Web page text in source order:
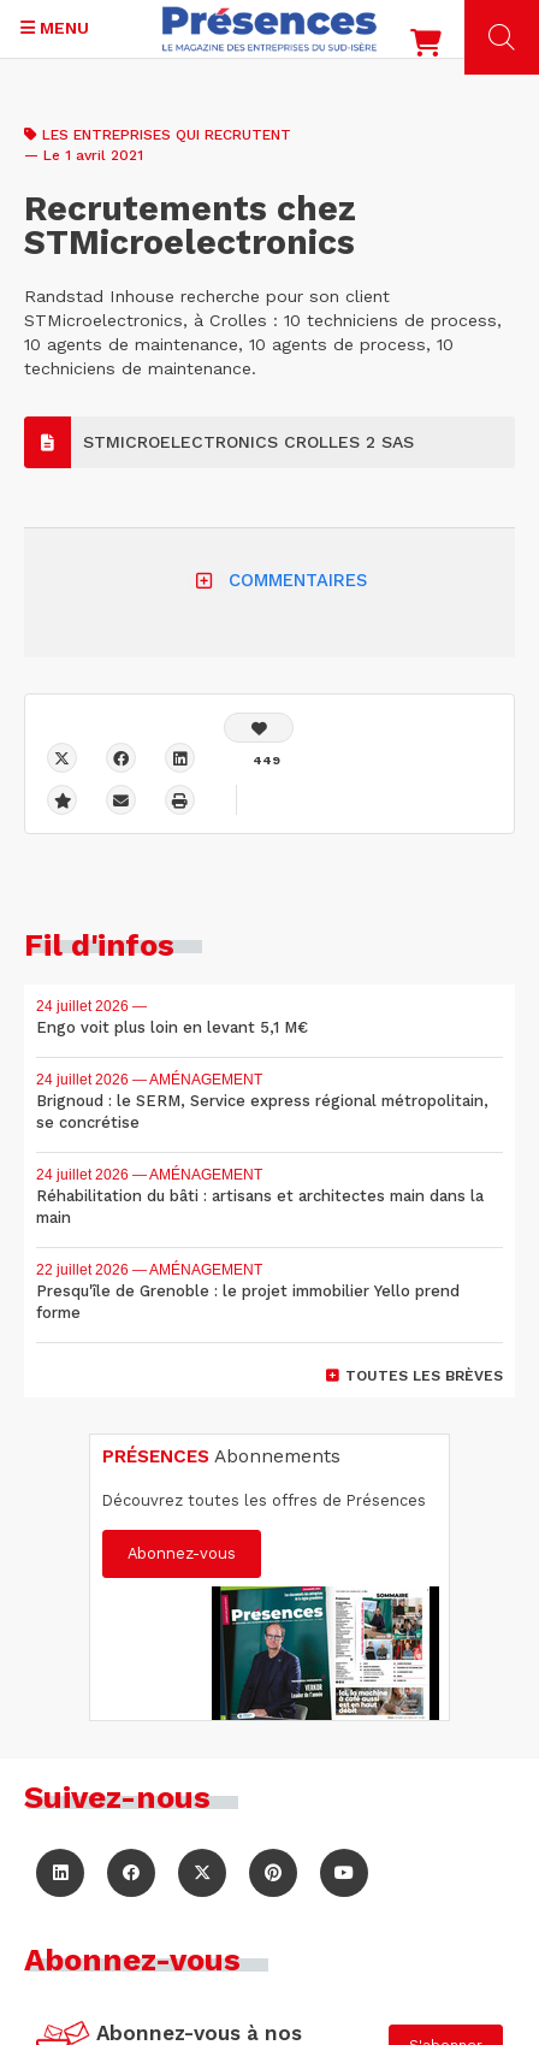
contenu
MENU
LES ENTREPRISES QUI RECRUTENT
— Le 1 avril 2021
Recrutements chez
STMicroelectronics
Randstad Inhouse recherche pour son client
STMicroelectronics, à Crolles : 10 techniciens de process,
10 agents de maintenance, 10 agents de process, 10
techniciens de maintenance.
STMICROELECTRONICS CROLLES 2 SAS
COMMENTAIRES
449
Fil d'infos
24 juillet 2026 —
Engo voit plus loin en levant 5,1 M€
24 juillet 2026 — AMÉNAGEMENT
Brignoud : le SERM, Service express régional métropolitain,
se concrétise
24 juillet 2026 — AMÉNAGEMENT
Réhabilitation du bâti : artisans et architectes main dans la
main
22 juillet 2026 — AMÉNAGEMENT
Presqu'île de Grenoble : le projet immobilier Yello prend
forme
TOUTES LES BRÈVES
PRÉSENCES Abonnements
Découvrez toutes les offres de Présences
Abonnez-vous
Suivez-nous
Abonnez-vous
Abonnez-vous à nos